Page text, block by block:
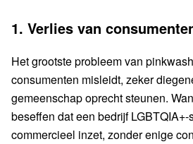
1. Verlies van
Het grootste probleem van
consumenten misleidt, zeker
gemeenschap oprecht steunen.
beseffen dat een bedrijf
commercieel inzet, zonder enige